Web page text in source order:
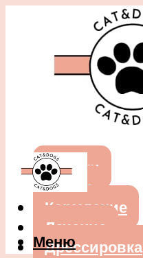
Собаки
Кошки
Кормление
Лечение
Дрессировка
Меню